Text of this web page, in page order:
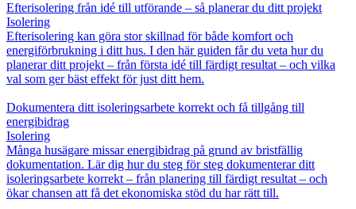
Efterisolering från idé till utförande – så planerar du ditt projekt
Isolering
Efterisolering kan göra stor skillnad för både komfort och
energiförbrukning i ditt hus. I den här guiden får du veta hur du
planerar ditt projekt – från första idé till färdigt resultat – och vilka
val som ger bäst effekt för just ditt hem.
Dokumentera ditt isoleringsarbete korrekt och få tillgång till
energibidrag
Isolering
Många husägare missar energibidrag på grund av bristfällig
dokumentation. Lär dig hur du steg för steg dokumenterar ditt
isoleringsarbete korrekt – från planering till färdigt resultat – och
ökar chansen att få det ekonomiska stöd du har rätt till.